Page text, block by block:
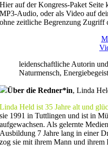
Hier auf der Kongress-Paket Seite
MP3-Audio, oder als Video auf
ohne zeitliche Begrenzung Zugriff
leidenschaftliche Autorin
Naturmensch,
Über die Redner*in,Linda
Linda Held ist 35 Jahre alt und
sie 1991 in Tuttlingen und ist in
aufgewachsen. Als gelernte
Ausbildung 7 Jahre lang in einer
zog sie mit ihrem Mann und ihrem